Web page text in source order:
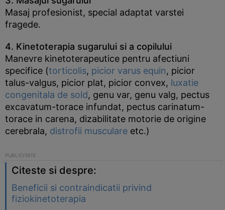
Masaj profesionist, special adaptat varstei
fragede.
4. Kinetoterapia sugarului si a copilului
Manevre kinetoterapeutice pentru afectiuni
specifice (torticolis, picior varus equin, picior
talus-valgus, picior plat, picior convex, luxatie
congenitala de sold, genu var, genu valg, pectus
excavatum-torace infundat, pectus carinatum-
torace in carena, dizabilitate motorie de origine
cerebrala, distrofii musculare etc.)
Citeste si despre:
Beneficii si contraindicatii privind
fiziokinetoterapia